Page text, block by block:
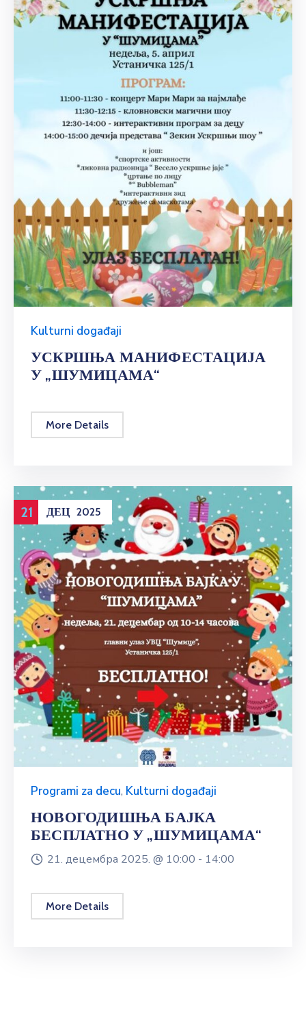
Kulturni događaji
УСКРШЊА МАНИФЕСТАЦИЈА
У „ШУМИЦАМА“
More Details
21 ДЕЦ 2025
Programi za decu, Kulturni događaji
НОВОГОДИШЊА БАЈКА
БЕСПЛАТНО У „ШУМИЦАМА“
21. децембра 2025. @ 10:00 - 14:00
More Details